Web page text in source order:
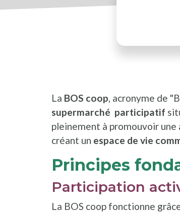
La BOS coop, acronyme de
supermarché participatif
pleinement à promouvoir une
créant un espace de vie
Principes
Participation
La BOS coop fonctionne